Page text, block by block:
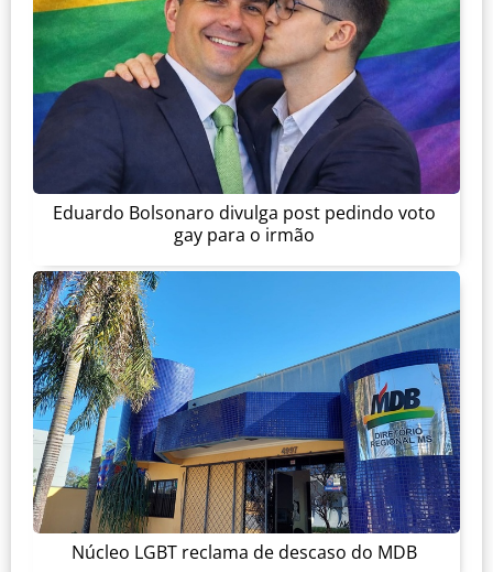
Eduardo Bolsonaro divulga post pedindo voto
gay para o irmão
Núcleo LGBT reclama de descaso do MDB